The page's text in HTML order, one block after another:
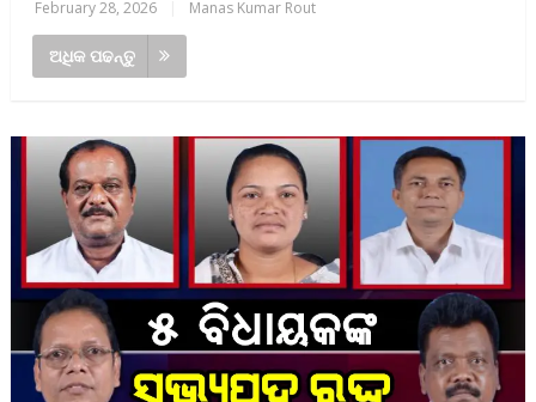
February 28, 2026 Manas Kumar Rout
ଅଧିକ ପଢନ୍ତୁ